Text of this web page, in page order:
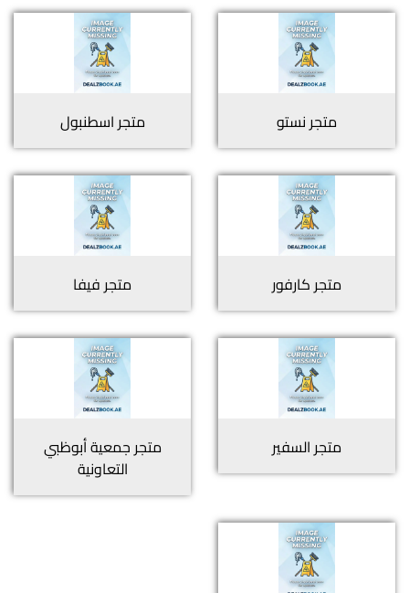
متجر نستو متجر اسطنبول
متجركارفور متجرفيفا
متجرالسفير متجرجمعية أبوظبي
التعاونية